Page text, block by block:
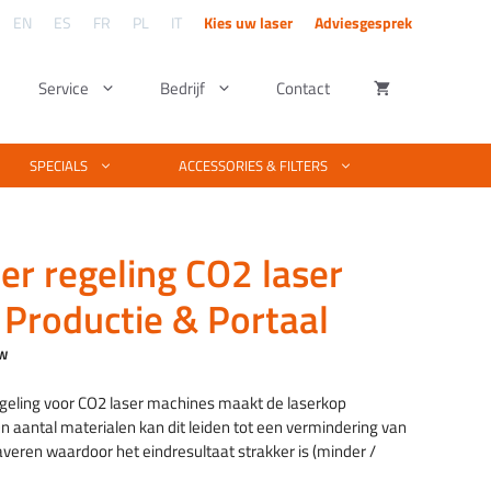
EN ES FR PL IT Kies uw laser Adviesgesprek
Volledige materiaallijst voor lasersnijden en
Voorbeelden van laserprojecten
Bekijk wat je kunt maken met een laser
techniek.
metaal snijden
Basis vector & foto bewerken
Laser machine software
Training Laserworks software
Service Bedrijf Contact
SPECIALS ACCESSORIES & FILTERS
regeling CO2 laser
& Portaal
voor CO2 laser machines maakt de laserkop
aantal materialen kan dit leiden tot een vermindering van
waardoor het eindresultaat strakker is (minder /